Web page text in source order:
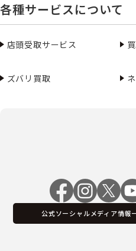
各種サービスについて
店頭受取サービス
ズバリ買取
公式ソーシャルメディア情報